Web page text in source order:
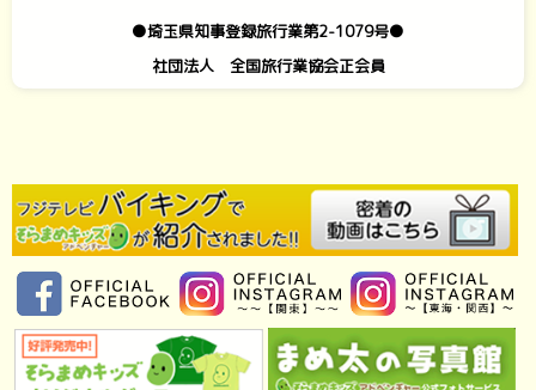
●埼玉県知事登録旅行業第2-1079号●
社団法人 全国旅行業協会正会員